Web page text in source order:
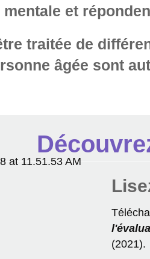
et
traitée de
âgée sont
(2021).